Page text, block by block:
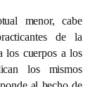
menor, cabe
de la
los cuerpos a los
los mismos